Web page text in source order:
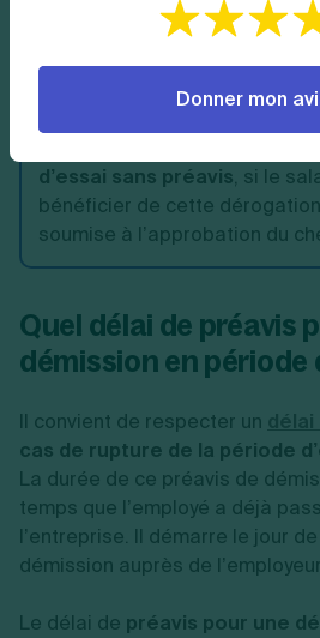
d’essai sans préavis, si le
bénéficier de cette
soumise à l’approbation du
Quel délai de préavis
démission en période
Il convient de respecter un
cas de rupture de la période
La durée de ce préavis de
temps que l’employé a déjà
l’entreprise. Il démarre le jour
démission auprès de
Le délai de préavis pour une
Donner mon